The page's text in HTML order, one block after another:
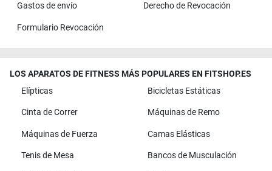
Gastos de envío Derecho de Revocación
Formulario Revocación
LOS APARATOS DE FITNESS MÁS POPULARES EN FITSHOP.ES
Elípticas
Bicicletas Estáticas
Cinta de Correr Máquinas de Remo
Máquinas de Fuerza Camas Elásticas
Tenis de Mesa Bancos de Musculación